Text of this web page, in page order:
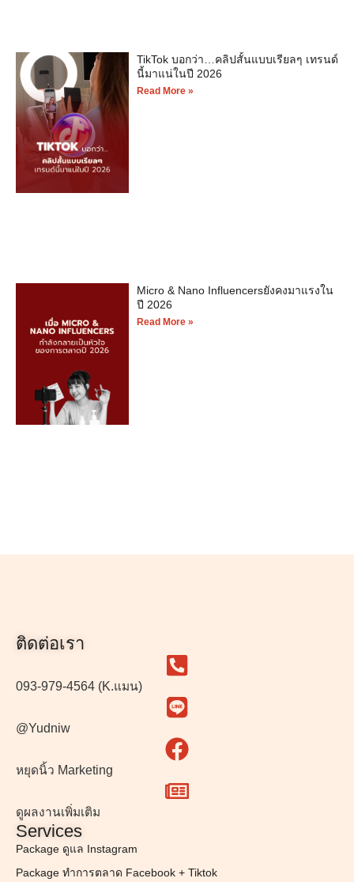
TikTok บอกว่า…คลิปสั้นแบบเรียลๆ เทรนด์
นี้มาแน่ในปี 2026
Read More »
Micro & Nano Influencersยังคงมาแรงใน
ปี 2026
Read More »
ติดต่อเรา
093-979-4564 (K.แมน)
@Yudniw
หยุดนิ้ว Marketing
ดูผลงานเพิ่มเติม
Services
Package ดูแล Instagram
Package ทำการตลาด Facebook + Tiktok